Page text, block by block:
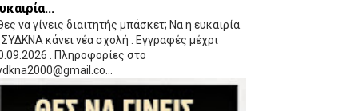
(VIDEO)
να γίνεις διαιτητής μπάσκετ; Να η ευκαιρία.
κάνει νέα σχολή . Εγγραφές μέχρι
. Πληροφορίες στο